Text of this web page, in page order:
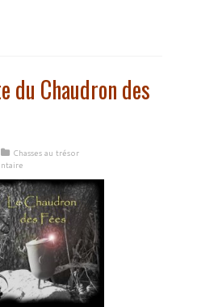
du Chaudron des
Chasses au trésor